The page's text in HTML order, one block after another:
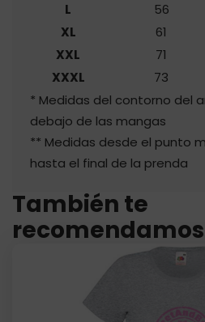
L
56
XL
61
XXL
71
XXXL
73
* Medidas del contorno del
debajo de las mangas
** Medidas desde el punto
hasta el final de la prenda
También te